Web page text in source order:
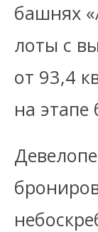
башнях
лоты с
от 93,4
на этапе